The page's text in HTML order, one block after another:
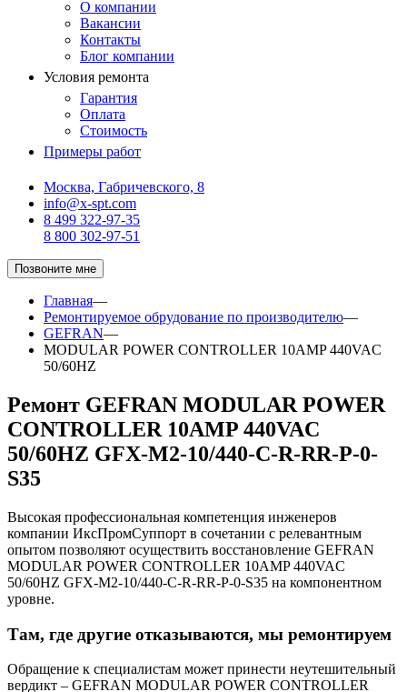
О компании
Вакансии
Контакты
Блог компании
Условия ремонта
Гарантия
Оплата
Стоимость
Примеры работ
Москва, Габричевского, 8
info@x-spt.com
8 499 322-97-35
8 800 302-97-51
Позвоните мне
Главная—
Ремонтируемое обрудование по производителю—
GEFRAN—
MODULAR POWER CONTROLLER 10AMP 440VAC
50/60HZ
Ремонт GEFRAN MODULAR POWER
CONTROLLER 10AMP 440VAC
50/60HZ GFX-M2-10/440-C-R-RR-P-0-
S35
Высокая профессиональная компетенция инженеров
компании ИксПромСуппорт в сочетании с релевантным
опытом позволяют осуществить восстановление GEFRAN
MODULAR POWER CONTROLLER 10AMP 440VAC
50/60HZ GFX-M2-10/440-C-R-RR-P-0-S35 на компонентном
уровне.
Там, где другие отказываются, мы ремонтируем
Обращение к специалистам может принести неутешительный
вердикт – GEFRAN MODULAR POWER CONTROLLER